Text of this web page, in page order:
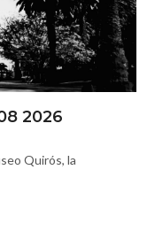
2026
Quirós, la